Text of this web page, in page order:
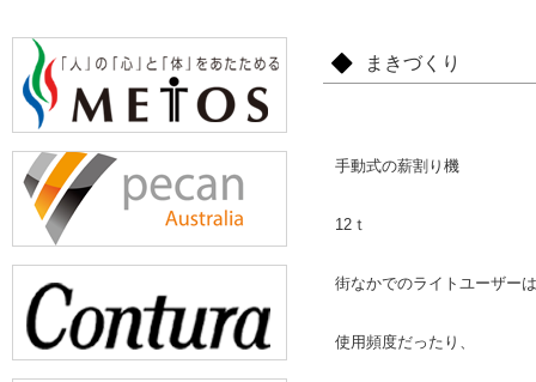
まきづくり
手動式の薪割り機
12ｔ
街なかでのライトユーザーは
使用頻度だったり、